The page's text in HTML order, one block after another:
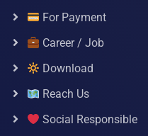
For Payment
Career / Job
Download
Reach Us
Social Responsible